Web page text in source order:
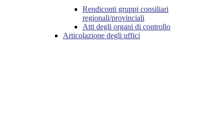
Rendiconti gruppi consiliari
regionali/provinciali
Atti degli organi di controllo
Articolazione degli uffici